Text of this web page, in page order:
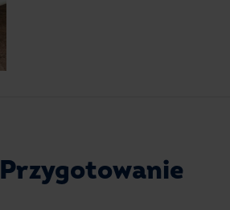
Przygotowanie